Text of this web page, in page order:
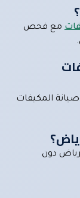
مع فحص
المكيفات
دون